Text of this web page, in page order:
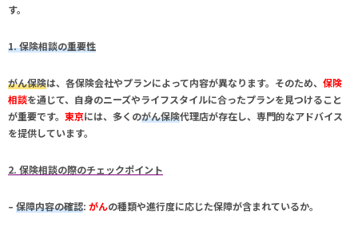
す。
1. 保険相談の重要性
がん保険は、各保険会社やプランによって内容が異なります。そのため、 保険
相談を通じて、自身のニーズやライフスタイルに合ったプランを見つけること
が重要です。 東京には、多くのがん保険代理店が存在し、専門的なアドバイス
を提供しています。
2. 保険相談の際のチェックポイント
– 保障内容の確認: がんの種類や進行度に応じた保障が含まれているか。